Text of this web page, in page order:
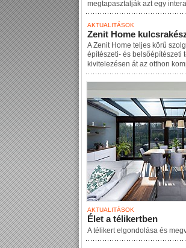
megtapasztalják azt egy
AKTUALITÁSOK
Zenit Home
A Zenit Home teljes körű
építészeti- és belsőépítészeti
kivitelezésen át az otthon
AKTUALITÁSOK
Élet a télikertben
A télikert elgondolása és